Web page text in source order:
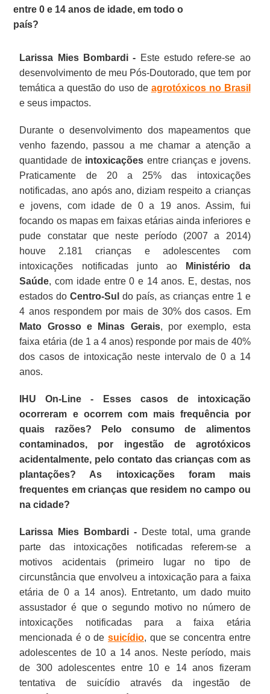
entre 0 e 14 anos de idade, em todo o
país?
Larissa Mies Bombardi - Este estudo refere-se ao
desenvolvimento de meu Pós-Doutorado, que tem por
temática a questão do uso de agrotóxicos no Brasil
e seus impactos.
Durante o desenvolvimento dos mapeamentos que
venho fazendo, passou a me chamar a atenção a
quantidade deintoxicações entre crianças e jovens.
Praticamente de 20 a 25% das intoxicações
notificadas, ano após ano, diziam respeito a crianças
e jovens, com idade de 0 a 19 anos. Assim, fui
focando os mapas em faixas etárias ainda inferiores e
pude constatar que neste período (2007 a 2014)
houve 2.181 crianças e adolescentes com
intoxicações notificadas junto ao Ministério da
Saúde, com idade entre 0 e 14 anos. E, destas, nos
estados doCentro-Sul do país, as crianças entre 1 e
4 anos respondem por mais de 30% dos casos. Em
Mato Grosso e Minas Gerais, por exemplo, esta
faixa etária (de 1 a 4 anos) responde por mais de 40%
dos casos de intoxicação neste intervalo de 0 a 14
anos.
IHU On-Line - Esses casos de intoxicação
ocorreram e ocorrem com mais frequência por
quais razões? Pelo consumo de alimentos
contaminados, por ingestão de agrotóxicos
acidentalmente, pelo contato das crianças com as
plantações? As intoxicações foram mais
frequentes em crianças que residem no campo ou
na cidade?
Larissa Mies Bombardi - Deste total, uma grande
parte das intoxicações notificadas referem-se a
motivos acidentais (primeiro lugar no tipo de
circunstância que envolveu a intoxicação para a faixa
etária de 0 a 14 anos). Entretanto, um dado muito
assustador é que o segundo motivo no número de
intoxicações notificadas para a faixa etária
mencionada é o de suicídio, que se concentra entre
adolescentes de 10 a 14 anos. Neste período, mais
de 300 adolescentes entre 10 e 14 anos fizeram
tentativa de suicídio através da ingestão de